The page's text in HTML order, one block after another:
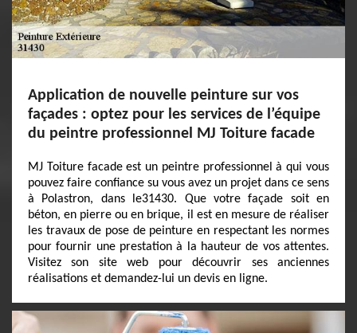
Application de nouvelle peinture sur vos
façades : optez pour les services de l’équipe
du peintre professionnel MJ Toiture facade
MJ Toiture facade est un peintre professionnel à qui vous
pouvez faire confiance su vous avez un projet dans ce sens
à Polastron, dans le31430. Que votre façade soit en
béton, en pierre ou en brique, il est en mesure de réaliser
les travaux de pose de peinture en respectant les normes
pour fournir une prestation à la hauteur de vos attentes.
Visitez son site web pour découvrir ses anciennes
réalisations et demandez-lui un devis en ligne.